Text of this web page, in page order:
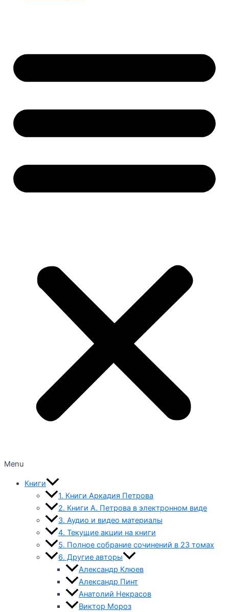
Menu
Книги
1. Книги Аркадия Петрова
2. Книги А. Петрова в электронном виде
3. Аудио и видео материалы
4. Текущие акции на книги
5. Полное собрание сочинений в 23 томах
6. Другие авторы
Александр Клюев
Александр Пинт
Анатолий Некрасов
Виктор Мороз